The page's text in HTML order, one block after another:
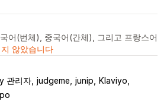
어(번체), 중국어(간체), 그리고 프랑스어
않았습니다
관리자 judgeme junip
Klaviyo